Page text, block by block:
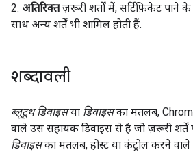
2. अतिरिक्तज़रूरी शर्तों में, सर्टिफ़िकेट पाने
साथ अन्य शर्तें भी शामिल होती हैं.
शब्दावली
ब्लूटूथ डिवाइसया डिवाइसका मतलब,
वाले उस सहायक डिवाइस से है जो ज़रूरी शर्तें
डिवाइसका मतलब, होस्ट या कंट्रोल करने वाले